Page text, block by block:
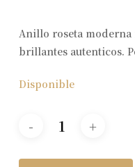
Anillo roseta moderna
brillantes autenticos.
Disponible